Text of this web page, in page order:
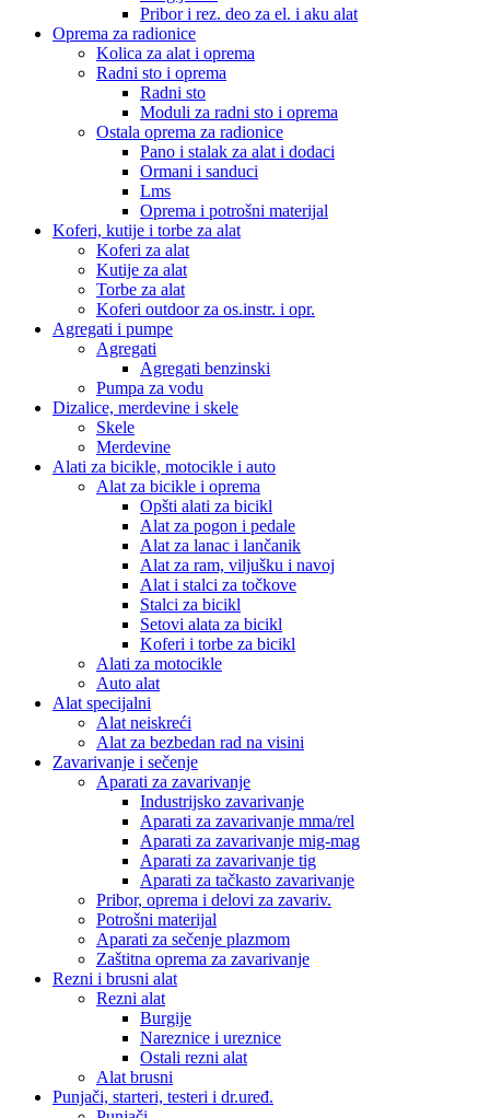
Pribor i rez. deo za el. i aku alat
Oprema za radionice
Kolica za alat i oprema
Radni sto i oprema
Radni sto
Moduli za radni sto i oprema
Ostala oprema za radionice
Pano i stalak za alat i dodaci
Ormani i sanduci
Lms
Oprema i potrošni materijal
Koferi, kutije i torbe za alat
Koferi za alat
Kutije za alat
Torbe za alat
Koferi outdoor za os.instr. i opr.
Agregati i pumpe
Agregati
Agregati benzinski
Pumpa za vodu
Dizalice, merdevine i skele
Skele
Merdevine
Alati za bicikle, motocikle i auto
Alat za bicikle i oprema
Opšti alati za bicikl
Alat za pogon i pedale
Alat za lanac i lančanik
Alat za ram, viljušku i navoj
Alat i stalci za točkove
Stalci za bicikl
Setovi alata za bicikl
Koferi i torbe za bicikl
Alati za motocikle
Auto alat
Alat specijalni
Alat neiskreći
Alat za bezbedan rad na visini
Zavarivanje i sečenje
Aparati za zavarivanje
Industrijsko zavarivanje
Aparati za zavarivanje mma/rel
Aparati za zavarivanje mig-mag
Aparati za zavarivanje tig
Aparati za tačkasto zavarivanje
Pribor, oprema i delovi za zavariv.
Potrošni materijal
Aparati za sečenje plazmom
Zaštitna oprema za zavarivanje
Rezni i brusni alat
Rezni alat
Burgije
Nareznice i ureznice
Ostali rezni alat
Alat brusni
Punjači, starteri, testeri i dr.uređ.